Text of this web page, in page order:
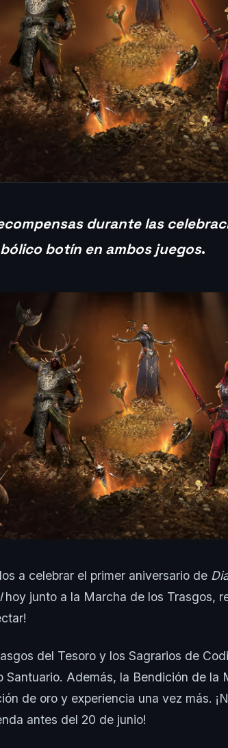
durante las
botín en ambos juegos.
a celebrar el primer aniversario de
hoy junto a la Marcha de los Trasgos,
del Tesoro y los Sagrarios de
Santuario. Además, la Bendición de la
de oro y experiencia una vez más.
antes del 20 de junio!